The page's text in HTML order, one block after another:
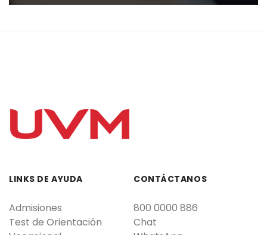
LINKS DE AYUDA
Admisiones
Test de Orientación
CONTÁCTANOS
800 0000 886
Chat